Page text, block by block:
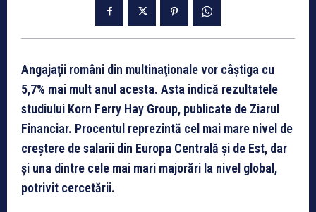
Angajaţii români din multinaţionale vor câştiga cu
5,7% mai mult anul acesta. Asta indică rezultatele
studiului Korn Ferry Hay Group, publicate de Ziarul
Financiar. Procentul reprezintă cel mai mare nivel de
creştere de salarii din Europa Centrală şi de Est, dar
şi una dintre cele mai mari majorări la nivel global,
potrivit cercetării.